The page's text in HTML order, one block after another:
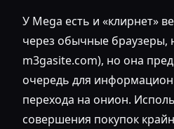
У Mega есть и «клирнет»
через обычные браузеры,
m3gasite.com), но она
очередь для
перехода на онион.
совершения покупок